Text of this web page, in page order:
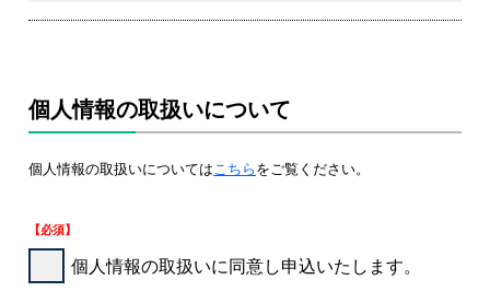
個人情報の取扱いについて
個人情報の取扱いについてはこちらをご覧ください。
【必須】
個人情報の取扱いに同意し申込いたします。